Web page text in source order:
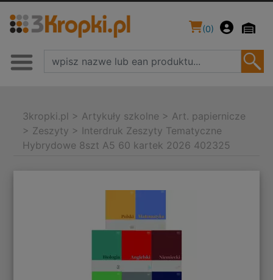
(0)
3kropki.pl > Artykuły szkolne > Art. papiernicze
> Zeszyty > Interdruk Zeszyty Tematyczne
Hybrydowe 8szt A5 60 kartek 2026 402325